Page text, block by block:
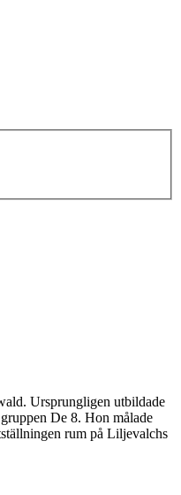
Ursprungligen utbildade
De 8. Hon målade
rum på Liljevalchs